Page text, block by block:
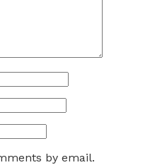
by email.